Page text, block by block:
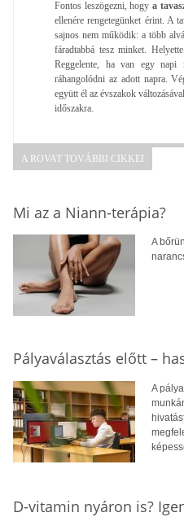
Fontos leszögezni, hogya
ellenére rengetegünket érint. A
sajnos nem működik: a több
fáradtabbá tesz minket.
Reggelente, ha van egy napi
ráhangolódni az adott napra.
együtt él az évszakok
időszakra.
A ROVAT TOVÁBBI CIKKEI
Mi az a Niann-terápia?
A
Pályaválasztás előtt –
A
D-vitamin nyáron is?